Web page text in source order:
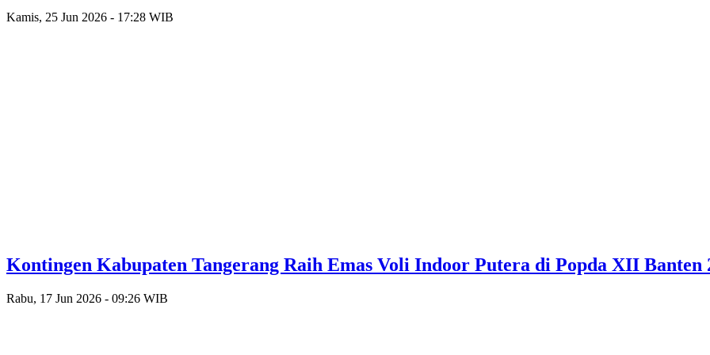
Kamis, 25 Jun 2026 - 17:28 WIB
Kontingen Kabupaten Tangerang Raih Emas Voli Indoor Putera di Popda XII Banten
Rabu, 17 Jun 2026 - 09:26 WIB